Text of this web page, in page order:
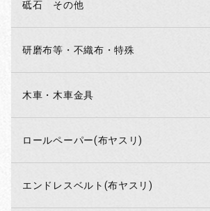
砥石 その他
研磨布等・不織布・特殊
木車・木車金具
ロールペーパー(布ヤスリ)
エンドレスベルト(布ヤスリ)